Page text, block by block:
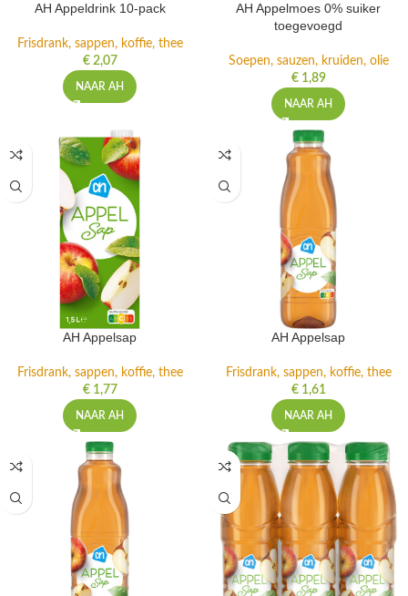
AH Appeldrink 10-pack
Frisdrank, sappen, koffie, thee
€2,07
NAAR AH
AH Appelmoes 0% suiker
toegevoegd
Soepen, sauzen, kruiden, olie
€1,89
NAAR AH
AH Appelsap
Frisdrank, sappen, koffie, thee
€1,77
NAAR AH
AH Appelsap
Frisdrank, sappen, koffie, thee
€1,61
NAAR AH